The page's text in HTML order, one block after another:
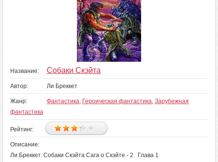
Название: Собаки Скэйта
Автор: Ли Бреккет
Жанр: Фантастика, Героическая фантастика, Зарубежная
фантастика
Рейтинг:
Описание:
Ли Бреккет. Собаки Скэйта Сага о Скэйте - 2 Глава 1